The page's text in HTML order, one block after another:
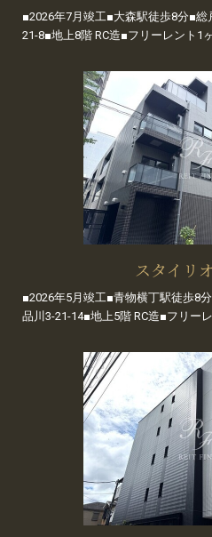
■2026年7月竣工■大森駅徒歩8分■
21-8■地上8階 RC造■フリーレント1
スタイリ
■2026年5月竣工■青物横丁駅徒歩8
品川3-21-14■地上5階 RC造■フリー